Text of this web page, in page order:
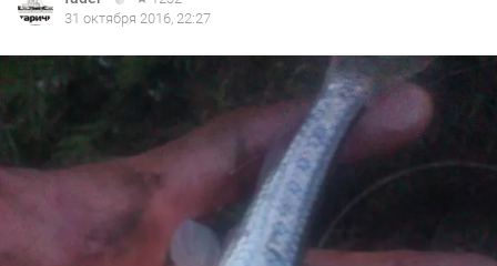
31 октября 2016, 22:27